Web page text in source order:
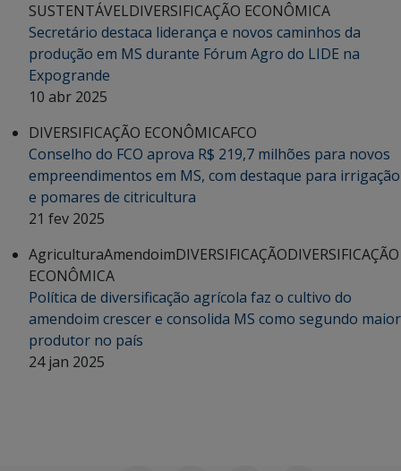
SUSTENTÁVELDIVERSIFICAÇÃO ECONÔMICA
Secretário destaca liderança e novos caminhos da
produção em MS durante Fórum Agro do LIDE na
Expogrande
10 abr 2025
DIVERSIFICAÇÃO ECONÔMICAFCO
Conselho do FCO aprova R$ 219,7 milhões para novos
empreendimentos em MS, com destaque para irrigação
e pomares de citricultura
21 fev 2025
AgriculturaAmendoimDIVERSIFICAÇÃODIVERSIFICAÇÃO
ECONÔMICA
Política de diversificação agrícola faz o cultivo do
amendoim crescer e consolida MS como segundo maior
produtor no país
24 jan 2025